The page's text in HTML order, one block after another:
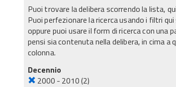
Puoi trovare la delibera scorrendo la lista,
Puoi perfezionare la ricerca usando i filtri
oppure puoi usare il form di ricerca con una
pensi sia contenuta nella delibera, in cima a
colonna.
Decennio
2000 - 2010(2)